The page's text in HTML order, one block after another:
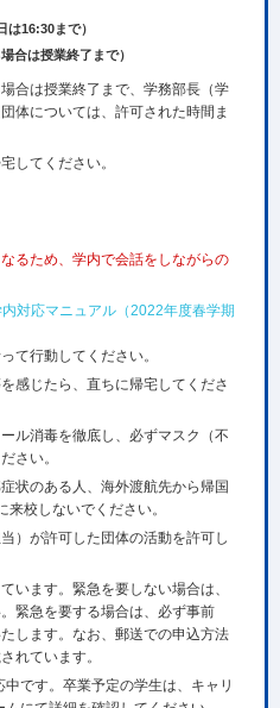
は16:30まで）
場合は授業終了まで）
合は授業終了まで、学務部⻑（学
体については、許可された時間ま
してください。
るため、学内で会話をしながらの
対応マニュアル（2022年度春学期
て行動してください。
感じたら、直ちに帰宅してくださ
ル消毒を徹底し、必ずマスク（不
さい。
状のある人、海外渡航先から帰国
校しないでください。
）が許可した団体の活動を許可し
います。緊急を要しない場合は、
緊急を要する場合は、必ず事前
します。なお、郵送での申込方法
れています。
です。卒業予定の学生は、キャリ